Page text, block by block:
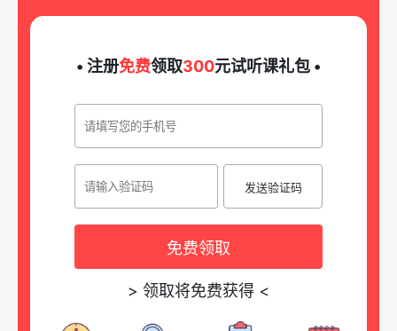
• 注册免费领取300元试听课礼包 •
发送验证码
免费领取
> 领取将免费获得 <